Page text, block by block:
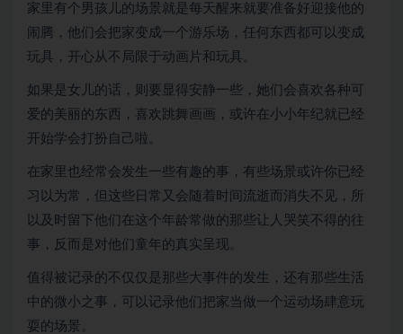
家里有个男孩儿的场景就是每天醒来就要准备好迎接他的
闹腾，他们会把家变成一个游乐场，任何东西都可以变成
玩具，开心从不局限于动画片和玩具。
如果是女儿的话，则要显得安静一些，她们会喜欢各种可
爱的美丽的东西，喜欢跳舞画画，或许在小小年纪就已经
开始学会打扮自己啦。
在家里也经常会发生一些有趣的事，有些场景或许你已经
习以为常，但这些日常又会随着时间流逝而消失不见，所
以及时留下他们在这个年龄常做的那些让人哭笑不得的往
事，反而是对他们童年的真实呈现。
值得被记录的不仅仅是那些大事件的发生，还有那些生活
中的微小之事，可以记录他们把家当做一个运动场肆意玩
耍的场景。